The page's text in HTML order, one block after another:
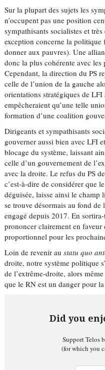
Sur la plupart des sujets les
n’occupent pas une position
sympathisants socialistes et
exception concerne la
donner aux pauvres). Une
donc la plus cohérente avec les
Cependant, la direction du PS
celle de l’union de la gauche
orientations stratégiques de
empêcheraient qu’une telle
formation d’une coalition
Dirigeants et sympathisants
gouverner aussi bien avec LFI
blocage du système, laissant
celle d’un gouvernement de
avec la droite. Le refus du PS
c’est-à-dire de considérer que
déguisée, laisse ainsi le
se trouve désormais au fond de
engagé depuis 2017. En
prononcer clairement en faveur
proportionnel pour les
Loin de revenir austatu quo
droite, notre système politique
de l’extrême-droite, alors
que le RN est un danger pour
Did you
Support Telos
(for which you